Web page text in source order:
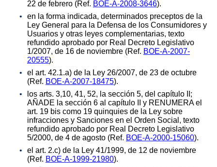
22 de febrero (Ref. BOE-A-2008-3646).
en la forma indicada, determinados preceptos de la
Ley General para la Defensa de los Consumidores y
Usuarios y otras leyes complementarias, texto
refundido aprobado por Real Decreto Legislativo
1/2007, de 16 de noviembre (Ref. BOE-A-2007-
20555).
el art. 42.1.a) de la Ley 26/2007, de 23 de octubre
(Ref. BOE-A-2007-18475).
los arts. 3,10, 41, 52, la sección 5, del capítulo II;
AÑADE la sección 6 al capítulo II y RENUMERA el
art. 19 bis como 19 quinquies de la Ley sobre
infracciones y Sanciones en el Orden Social, texto
refundido aprobado por Real Decreto Legislativo
5/2000, de 4 de agosto (Ref. BOE-A-2000-15060).
el art. 2.c) de la Ley 41/1999, de 12 de noviembre
(Ref. BOE-A-1999-21980).